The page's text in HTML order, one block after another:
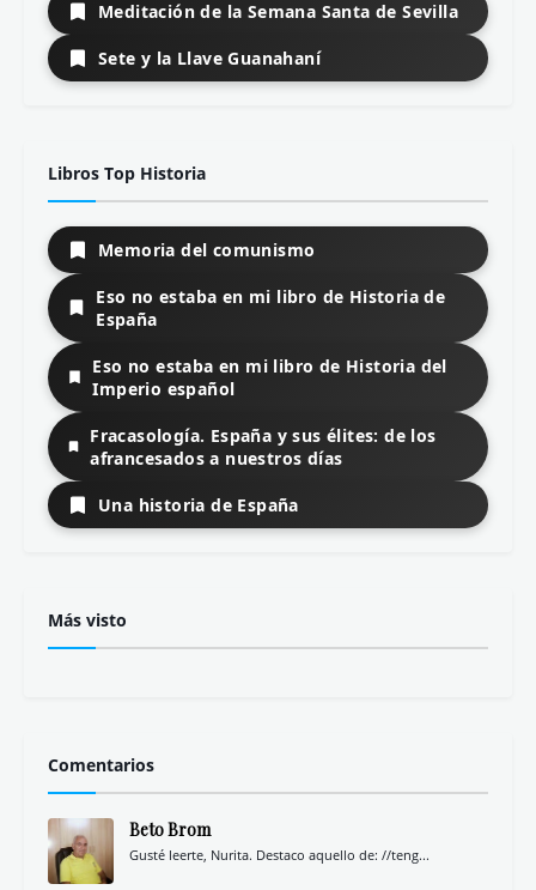
Meditación de la Semana Santa de Sevilla
Sete y la Llave Guanahaní
Libros Top Historia
Memoria del comunismo
Eso no estaba en mi libro de Historia de
España
Eso no estaba en mi libro de Historia del
Imperio español
Fracasología. España y sus élites: de los
afrancesados a nuestros días
Una historia de España
Más visto
Comentarios
Beto Brom
Gusté leerte, Nurita. Destaco aquello de: //teng...